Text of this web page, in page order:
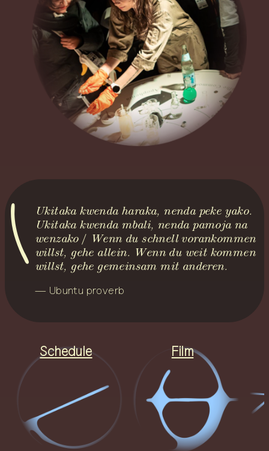
Ukitaka kwenda haraka, nenda peke yako.
Ukitaka kwenda mbali, nenda pamoja na
wenzako/
Wenn du schnell vorankommen
willst, gehe allein. Wenn du weit kommen
willst, gehe gemeinsam mit anderen.
— Ubuntu proverb
Schedule Film